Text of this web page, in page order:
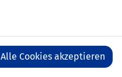
Alle Cookies akzeptieren